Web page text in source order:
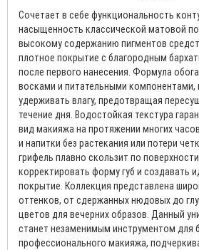
Сочетает в себе функциональность
насыщенность классической матовой
высокому содержанию пигментов
плотное покрытие с благородным
после первого нанесения. Формула
восками и питательными
удерживать влагу, предотвращая
течение дня. Водостойкая текстура
вид макияжа на протяжении многих
и напитки без растекания или потери
грифель плавно скользит по
корректировать форму губ и создавать
покрытие. Коллекция представлена
оттенков, от сдержанных нюдовых до
цветов для вечерних образов. Данный
станет незаменимым инструментом для
профессионального макияжа,